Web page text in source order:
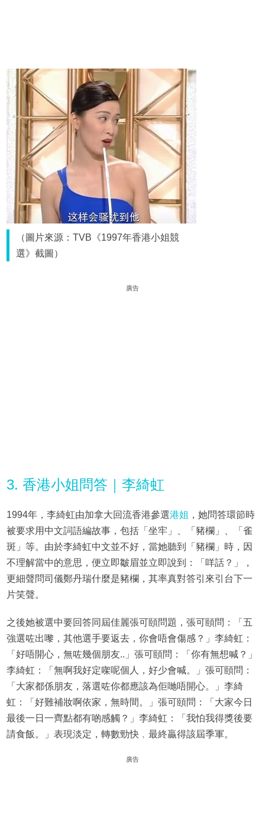
（圖片來源：TVB《1997年香港小姐競
選》截圖）
廣告
3. 香港小姐問答｜李綺虹
1994年，李綺虹由加拿大回流香港參選港姐 ，她問答環節時
被要求用中文詞語編故事，包括「坐牢」、「豬欄」、「雀
斑」等。由於李綺虹中文並不好，當她聽到「豬欄」時，因
不理解當中的意思，便立即皺眉並立即說到：「咩話？」，
更細聲問司儀鄭丹瑞什麼是豬欄，其率真對答引來引台下一
片笑聲。
之後她被選中要回答同屆佳麗張可頤問題，張可頤問：「五
強選咗出嚟，其他選手要返去，你會唔會傷感？」李綺虹：
「好唔開心，無咗幾個朋友..」張可頤問：「你有無想喊？」
李綺虹：「無啊我好定㗎呢個人，好少會喊。」張可頤問：
「大家都係朋友，落選咗你都應該為佢哋唔開心。」李綺
虹：「好難補妝啊依家，無時間。」張可頤問：「大家今日
最後一日一齊點都有啲感觸？」李綺虹：「我怕我得獎後要
請食飯。」表現淡定，轉數勁快﹐最終贏得該屆季軍。
廣告